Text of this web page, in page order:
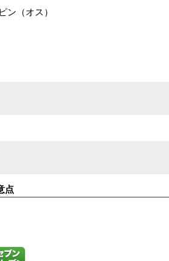
ン（オス）
点